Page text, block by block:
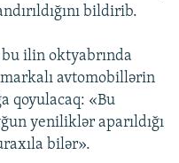
bildirib.
ilin oktyabrında
avtomobillərin
qoyulacaq: «Bu
yeniliklər aparıldığı
bilər».